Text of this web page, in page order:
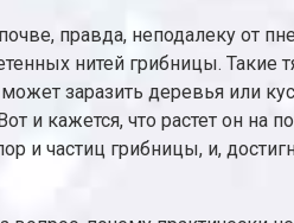
правда, неподалеку от
нитей грибницы.
заразить деревья или
и кажется, что растет он
и частиц грибницы, и,